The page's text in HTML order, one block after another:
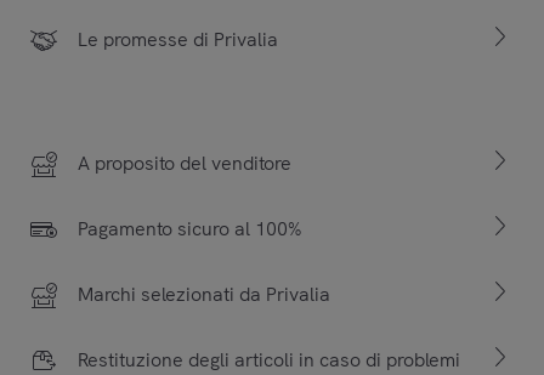
Le promesse di Privalia
A proposito del venditore
Pagamento sicuro al 100%
Marchi selezionati da Privalia
Restituzione degli articoli in caso di problemi